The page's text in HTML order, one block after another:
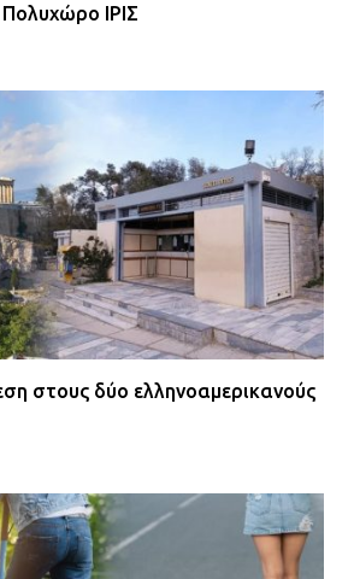
ΙΡΙΣ
στους δύο ελληνοαμερικανούς